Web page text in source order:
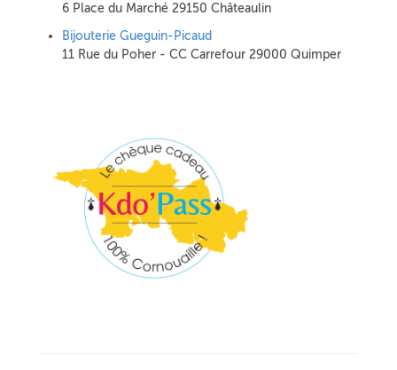
6 Place du Marché 29150 Châteaulin
Bijouterie Gueguin-Picaud
11 Rue du Poher - CC Carrefour 29000 Quimper